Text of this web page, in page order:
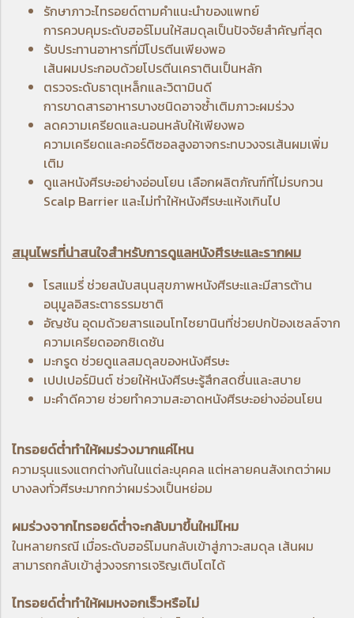
รักษาภาวะไทรอยด์ตามคำแนะนำของแพทย์
การควบคุมระดับฮอร์โมนให้สมดุลเป็นปัจจัยสำคัญที่สุด
รับประทานอาหารที่มีโปรตีนเพียงพอ
เส้นผมประกอบด้วยโปรตีนเคราตินเป็นหลัก
ตรวจระดับธาตุเหล็กและวิตามินดี
การขาดสารอาหารบางชนิดอาจซ้ำเติมภาวะผมร่วง
ลดความเครียดและนอนหลับให้เพียงพอ
ความเครียดและคอร์ติซอลสูงอาจกระทบวงจรเส้นผมเพิ่ม
เติม
ดูแลหนังศีรษะอย่างอ่อนโยน เลือกผลิตภัณฑ์ที่ไม่รบกวน
Scalp Barrier และไม่ทำให้หนังศีรษะแห้งเกินไป
สมุนไพรที่น่าสนใจสำหรับการดูแลหนังศีรษะและรากผม
โรสแมรี่ ช่วยสนับสนุนสุขภาพหนังศีรษะและมีสารต้าน
อนุมูลอิสระตาธรรมชาติ
อัญชัน อุดมด้วยสารแอนโทไซยานินที่ช่วยปกป้องเซลล์จาก
ความเครียดออกซิเดชัน
มะกรูด ช่วยดูแลสมดุลของหนังศีรษะ
เปปเปอร์มินต์ ช่วยให้หนังศีรษะรู้สึกสดชื่นและสบาย
มะคำดีควาย ช่วยทำความสะอาดหนังศีรษะอย่างอ่อนโยน
ไทรอยด์ต่ำทำให้ผมร่วงมากแค่ไหน
ความรุนแรงแตกต่างกันในแต่ละบุคคล แต่หลายคนสังเกตว่าผม
บางลงทั่วศีรษะมากกว่าผมร่วงเป็นหย่อม
ผมร่วงจากไทรอยด์ต่ำจะกลับมาขึ้นใหม่ไหม
ในหลายกรณี เมื่อระดับฮอร์โมนกลับเข้าสู่ภาวะสมดุล เส้นผม
สามารถกลับเข้าสู่วงจรการเจริญเติบโตได้
ไทรอยด์ต่ำทำให้ผมหงอกเร็วหรือไม่